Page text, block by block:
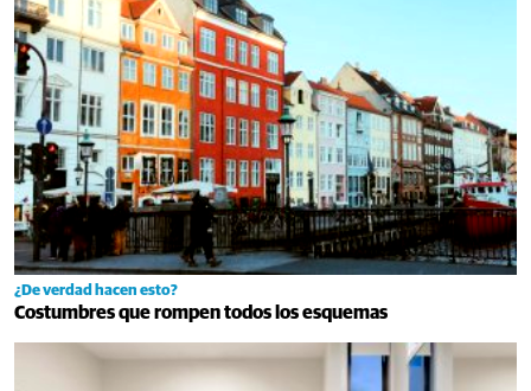
¿De verdad hacen esto?
Costumbres que rompen todos los esquemas